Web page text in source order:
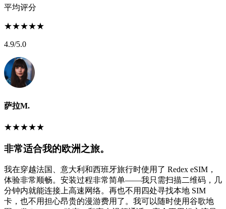
平均评分
★★★★★
4.9/5.0
萨拉M.
★★★★★
非常适合我的欧洲之旅。
我在穿越法国、意大利和西班牙旅行时使用了 Redex eSIM，
体验非常顺畅。安装过程非常简单——我只需扫描二维码，几
分钟内就能连接上高速网络。再也不用四处寻找本地 SIM
卡，也不用担心昂贵的漫游费用了。我可以随时使用谷歌地